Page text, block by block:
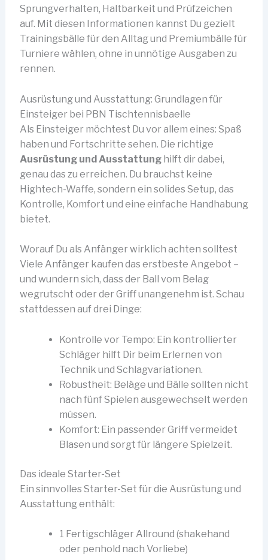
Sprungverhalten, Haltbarkeit und Prüfzeichen
auf. Mit diesen Informationen kannst Du gezielt
Trainingsbälle für den Alltag und Premiumbälle für
Turniere wählen, ohne in unnötige Ausgaben zu
rennen.
Ausrüstung und Ausstattung: Grundlagen für
Einsteiger bei PBN Tischtennisbaelle
Als Einsteiger möchtest Du vor allem eines: Spaß
haben und Fortschritte sehen. Die richtige
Ausrüstung und Ausstattunghilft dir dabei,
genau das zu erreichen. Du brauchst keine
Hightech-Waffe, sondern ein solides Setup, das
Kontrolle, Komfort und eine einfache Handhabung
bietet.
Worauf Du als Anfänger wirklich achten solltest
Viele Anfänger kaufen das erstbeste Angebot –
und wundern sich, dass der Ball vom Belag
wegrutscht oder der Griff unangenehm ist. Schau
stattdessen auf drei Dinge:
Kontrolle vor Tempo: Ein kontrollierter
Schläger hilft Dir beim Erlernen von
Technik und Schlagvariationen.
Robustheit: Beläge und Bälle sollten nicht
nach fünf Spielen ausgewechselt werden
müssen.
Komfort: Ein passender Griff vermeidet
Blasen und sorgt für längere Spielzeit.
Das ideale Starter-Set
Ein sinnvolles Starter-Set für die Ausrüstung und
Ausstattung enthält:
1 Fertigschläger Allround (shakehand
oder penhold nach Vorliebe)